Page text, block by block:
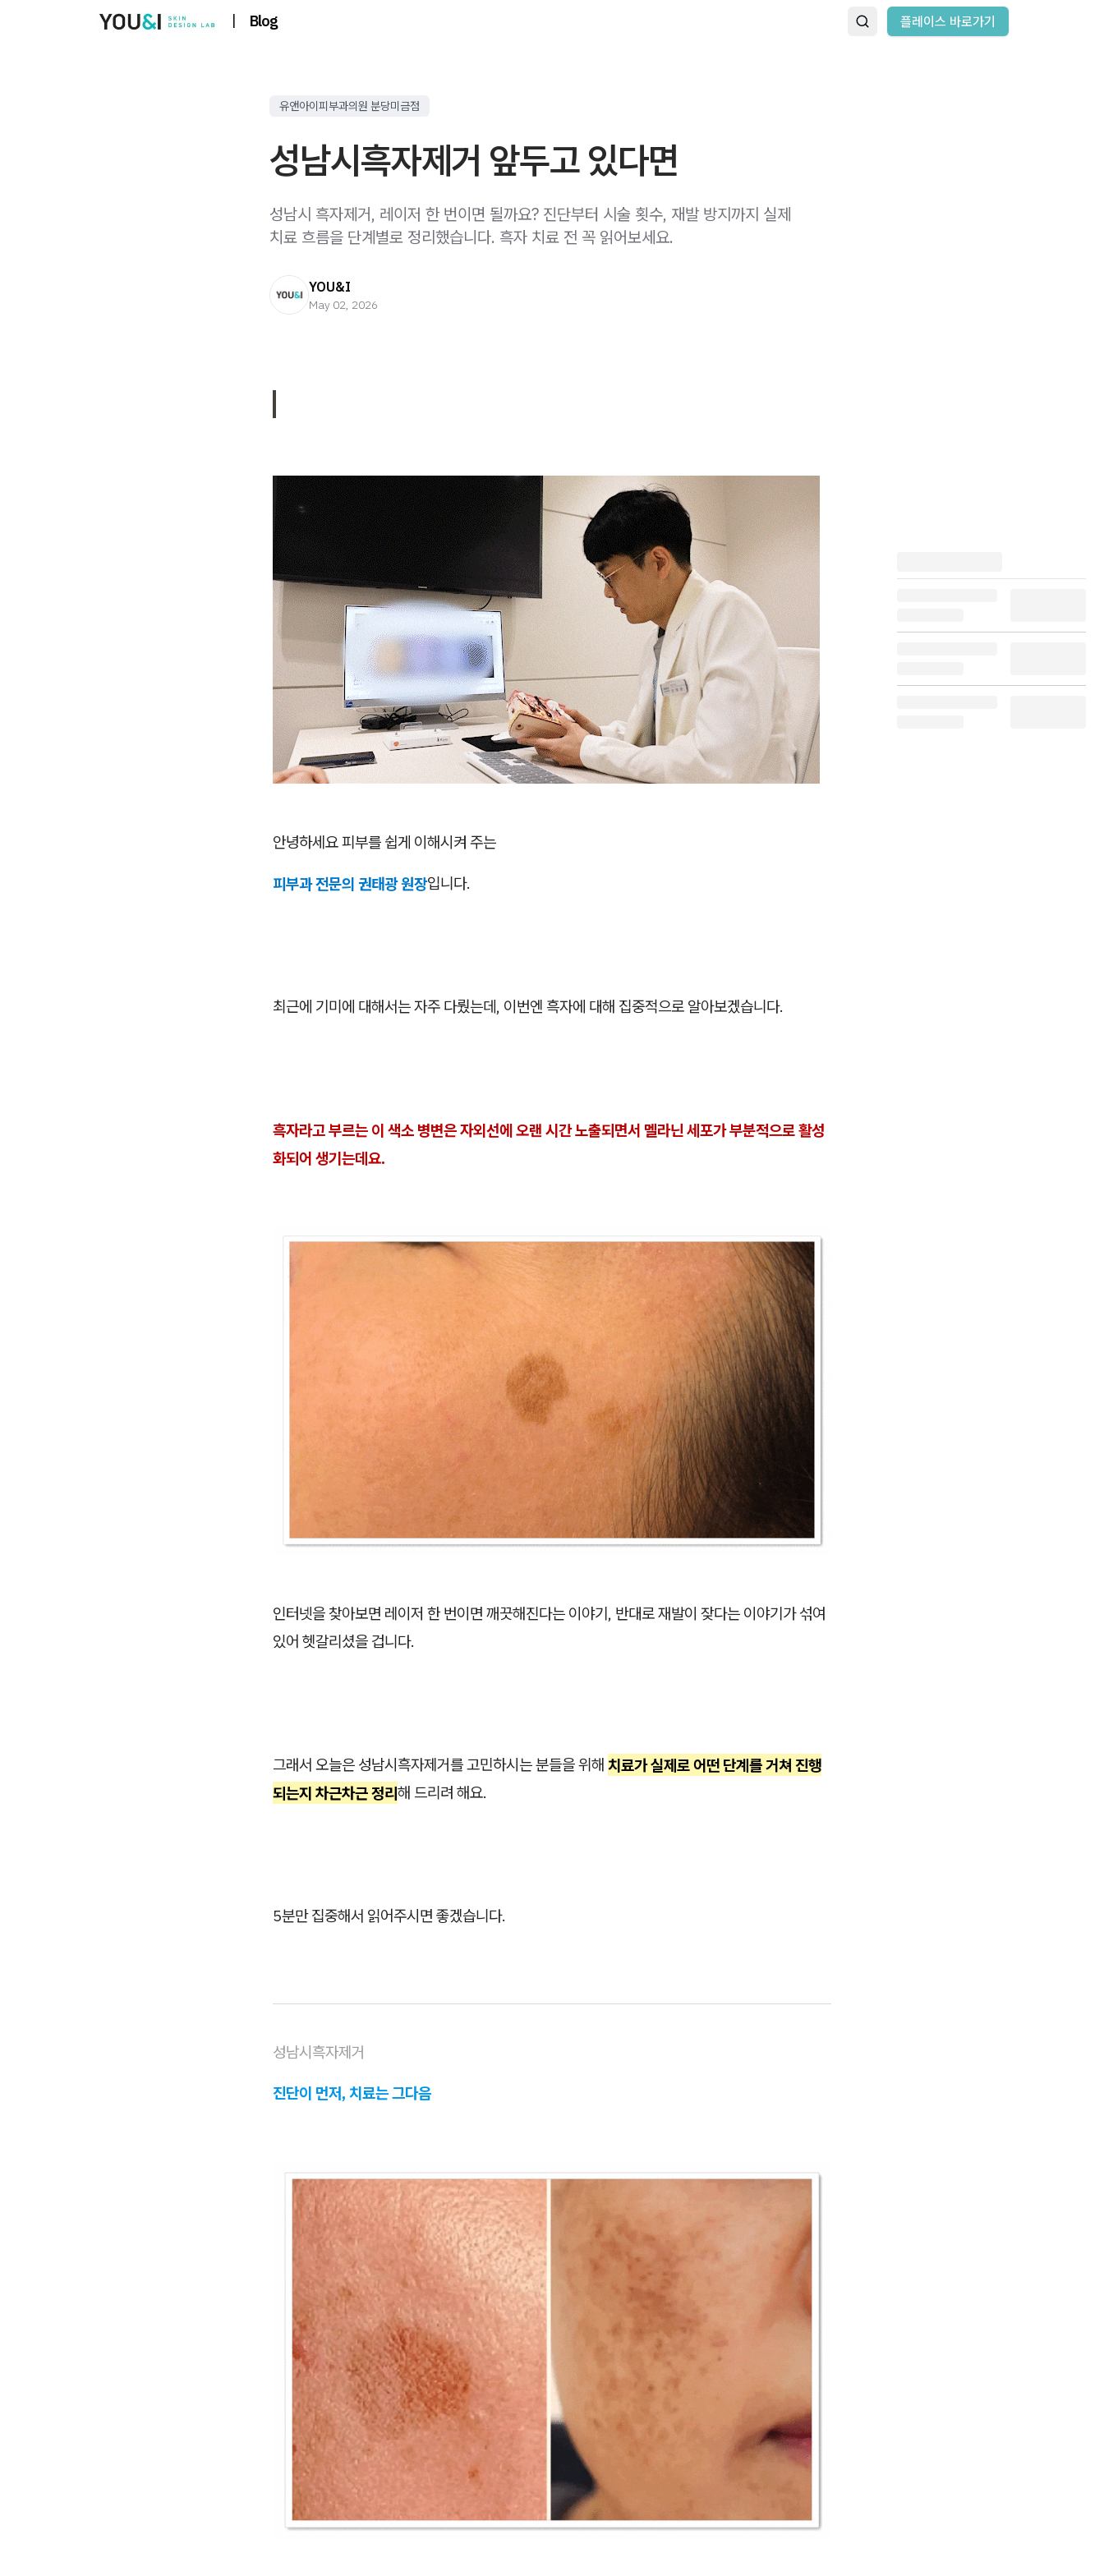
| Blog 플레이스 바로가기
유앤아이피부과의원 분당미금점
성남시흑자제거 앞두고 있다면
성남시 흑자제거, 레이저 한 번이면 될까요? 진단부터 시술 횟수, 재발 방지까지 실제
치료 흐름을 단계별로 정리했습니다. 흑자 치료 전 꼭 읽어보세요.
YOU&I
May 02, 2026
안녕하세요 피부를 쉽게 이해시켜 주는
피부과 전문의 권태광 원장입니다.
최근에 기미에 대해서는 자주 다뤘는데, 이번엔 흑자에 대해 집중적으로 알아보겠습니다.
흑자라고 부르는 이 색소 병변은 자외선에 오랜 시간 노출되면서 멜라닌 세포가 부분적으로 활성
화되어 생기는데요.
인터넷을 찾아보면 레이저 한 번이면 깨끗해진다는 이야기, 반대로 재발이 잦다는 이야기가 섞여
있어 헷갈리셨을 겁니다.
그래서 오늘은 성남시흑자제거를 고민하시는 분들을 위해 치료가 실제로 어떤 단계를 거쳐 진행
되는지 차근차근 정리해 드리려 해요.
5분만 집중해서 읽어주시면 좋겠습니다.
성남시흑자제거
진단이 먼저, 치료는 그다음